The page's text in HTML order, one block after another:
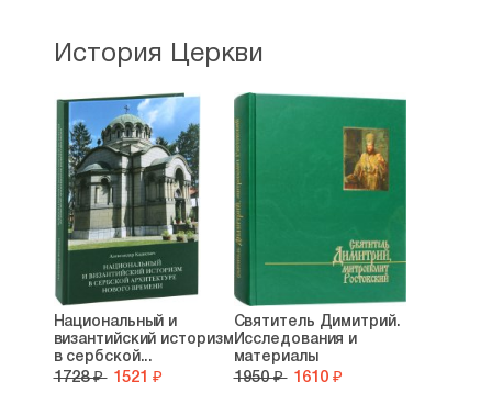
История Церкви
Национальный и
византийский историзм
в сербской...
1728 ₽ 1521 ₽
Святитель Димитрий.
Исследования и
материалы
1950 ₽ 1610 ₽